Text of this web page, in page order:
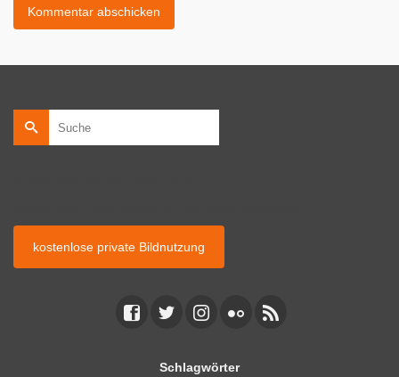
Suche
nach:
kostenlose private Bildnutzung
Schlagwörter